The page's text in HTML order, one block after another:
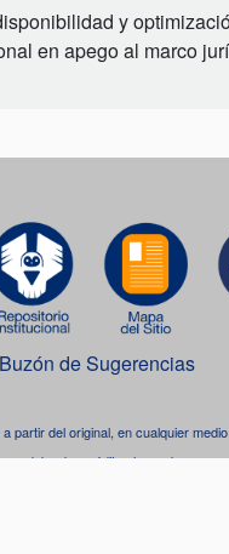
y
en apego al marco
Buzón de Sugerencias
del original, en cualquier
se debe dar crédito al creador.